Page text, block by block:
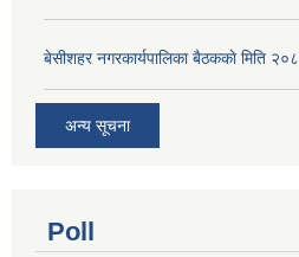
बे‍‍सीशहर नगरकार्यपालिका बैठककाे मिति
अन्य सूचना
Poll